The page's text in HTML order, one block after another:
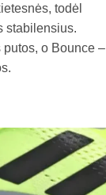
todėl
stabilensius.
putos, o Bounce –